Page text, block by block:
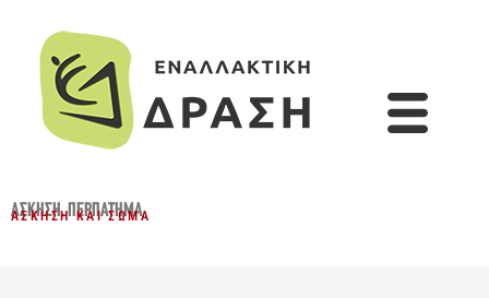
ΆΣΚΗΣΗ,ΠΕΡΠΆΤΗΜΑ
ΆΣΚΗΣΗ ΚΑΙ ΣΏΜΑ